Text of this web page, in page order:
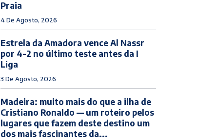
Praia
4 De Agosto, 2026
Estrela da Amadora vence Al Nassr
por 4-2 no último teste antes da I
Liga
3 De Agosto, 2026
Madeira: muito mais do que a ilha de
Cristiano Ronaldo — um roteiro pelos
lugares que fazem deste destino um
dos mais fascinantes da...